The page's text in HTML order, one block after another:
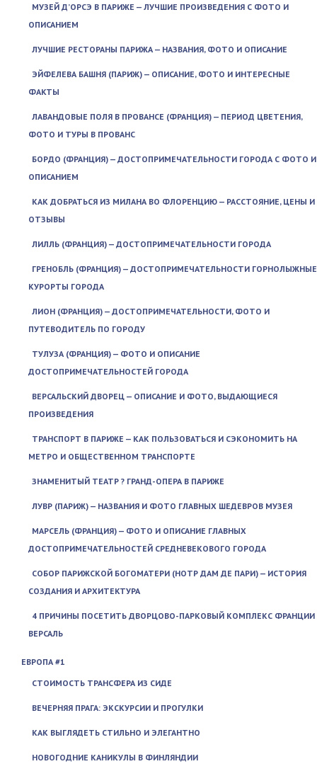
МУЗЕЙ Д’ОРСЭ В ПАРИЖЕ — ЛУЧШИЕ ПРОИЗВЕДЕНИЯ С ФОТО И
ОПИСАНИЕМ
ЛУЧШИЕ РЕСТОРАНЫ ПАРИЖА — НАЗВАНИЯ, ФОТО И ОПИСАНИЕ
ЭЙФЕЛЕВА БАШНЯ (ПАРИЖ) — ОПИСАНИЕ, ФОТО И ИНТЕРЕСНЫЕ
ФАКТЫ
ЛАВАНДОВЫЕ ПОЛЯ В ПРОВАНСЕ (ФРАНЦИЯ) — ПЕРИОД ЦВЕТЕНИЯ,
ФОТО И ТУРЫ В ПРОВАНС
БОРДО (ФРАНЦИЯ) — ДОСТОПРИМЕЧАТЕЛЬНОСТИ ГОРОДА С ФОТО И
ОПИСАНИЕМ
КАК ДОБРАТЬСЯ ИЗ МИЛАНА ВО ФЛОРЕНЦИЮ — РАССТОЯНИЕ, ЦЕНЫ И
ОТЗЫВЫ
ЛИЛЛЬ (ФРАНЦИЯ) — ДОСТОПРИМЕЧАТЕЛЬНОСТИ ГОРОДА
ГРЕНОБЛЬ (ФРАНЦИЯ) — ДОСТОПРИМЕЧАТЕЛЬНОСТИ ГОРНОЛЫЖНЫЕ
КУРОРТЫ ГОРОДА
ЛИОН (ФРАНЦИЯ) — ДОСТОПРИМЕЧАТЕЛЬНОСТИ, ФОТО И
ПУТЕВОДИТЕЛЬ ПО ГОРОДУ
ТУЛУЗА (ФРАНЦИЯ) — ФОТО И ОПИСАНИЕ
ДОСТОПРИМЕЧАТЕЛЬНОСТЕЙ ГОРОДА
ВЕРСАЛЬСКИЙ ДВОРЕЦ — ОПИСАНИЕ И ФОТО, ВЫДАЮЩИЕСЯ
ПРОИЗВЕДЕНИЯ
ТРАНСПОРТ В ПАРИЖЕ — КАК ПОЛЬЗОВАТЬСЯ И СЭКОНОМИТЬ НА
МЕТРО И ОБЩЕСТВЕННОМ ТРАНСПОРТЕ
ЗНАМЕНИТЫЙ ТЕАТР ? ГРАНД-ОПЕРА В ПАРИЖЕ
ЛУВР (ПАРИЖ) — НАЗВАНИЯ И ФОТО ГЛАВНЫХ ШЕДЕВРОВ МУЗЕЯ
МАРСЕЛЬ (ФРАНЦИЯ) — ФОТО И ОПИСАНИЕ ГЛАВНЫХ
ДОСТОПРИМЕЧАТЕЛЬНОСТЕЙ СРЕДНЕВЕКОВОГО ГОРОДА
СОБОР ПАРИЖСКОЙ БОГОМАТЕРИ (НОТР ДАМ ДЕ ПАРИ) — ИСТОРИЯ
СОЗДАНИЯ И АРХИТЕКТУРА
4 ПРИЧИНЫ ПОСЕТИТЬ ДВОРЦОВО-ПАРКОВЫЙ КОМПЛЕКС ФРАНЦИИ
ВЕРСАЛЬ
ЕВРОПА #1
СТОИМОСТЬ ТРАНСФЕРА ИЗ СИДЕ
ВЕЧЕРНЯЯ ПРАГА: ЭКСКУРСИИ И ПРОГУЛКИ
КАК ВЫГЛЯДЕТЬ СТИЛЬНО И ЭЛЕГАНТНО
НОВОГОДНИЕ КАНИКУЛЫ В ФИНЛЯНДИИ